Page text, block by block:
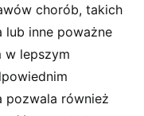
chorób, takich
lub inne poważne
w lepszym
pozwala również